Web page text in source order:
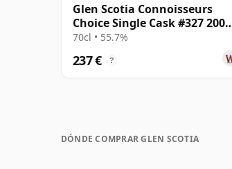
Glen Scotia Connoisseurs
Choice Single Cask #327 2000
24 años
70cl • 55.7%
237 € ?
DÓNDE COMPRAR GLEN SCOTIA